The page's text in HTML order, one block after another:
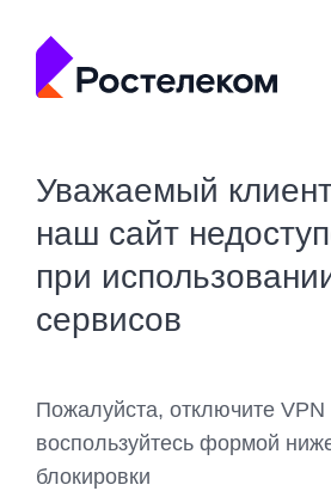
Уважаемый
наш сайт
при
сервисов
Пожалуйста, отключите VPN
воспользуйтесь формой
блокировки